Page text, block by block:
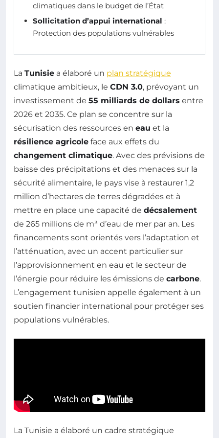
climatiques dans le budget de l’État
Sollicitation d’appui international :
Protection des populations vulnérables
La Tunisie a élaboré un plan stratégique
climatique ambitieux, le CDN 3.0, prévoyant un
investissement de 55 milliards de dollars entre
2026 et 2035. Ce plan se concentre sur la
sécurisation des ressources en eau et la
résilience agricole face aux effets du
changement climatique. Avec des prévisions de
baisse des précipitations et des menaces sur la
sécurité alimentaire, le pays vise à restaurer 1,2
million d’hectares de terres dégradées et à
mettre en place une capacité de décsalement
de 265 millions de m³ d’eau de mer par an. Les
financements sont orientés vers l’adaptation et
l’atténuation, avec un accent particulier sur
l’approvisionnement en eau et le secteur de
l’énergie pour réduire les émissions de carbone.
L’engagement tunisien appelle également à un
soutien financier international pour protéger ses
populations vulnérables.
La Tunisie a élaboré un cadre stratégique